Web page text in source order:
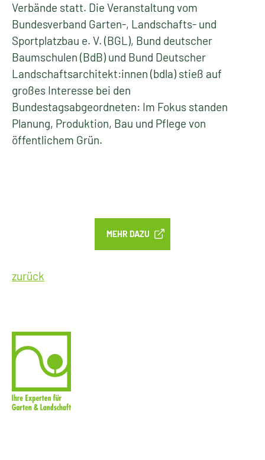
Verbände statt. Die Veranstaltung vom
Bundesverband Garten-, Landschafts- und
Sportplatzbau e. V. (BGL), Bund deutscher
Baumschulen (BdB) und Bund Deutscher
Landschaftsarchitekt:innen (bdla) stieß auf
großes Interesse bei den
Bundestagsabgeordneten: Im Fokus standen
Planung, Produktion, Bau und Pflege von
öffentlichem Grün.
MEHR DAZU
zurück